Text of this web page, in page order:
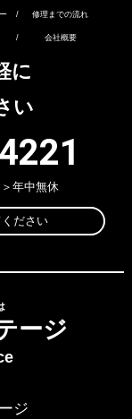
/ 修理までの流れ
/ 会社概要
に
い
年中無休
ださい
ージ
ジ